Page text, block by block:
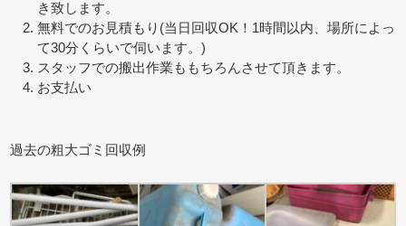
き致します。
無料でのお見積もり(当日回収OK！1時間以内、場所によっ
て30分くらいで伺います。)
スタッフでの搬出作業ももちろんさせて頂きます。
お支払い
過去の粗大ゴミ回収例